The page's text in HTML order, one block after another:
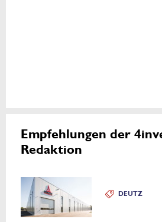
Empfehlungen der
Redaktion
DEUTZ